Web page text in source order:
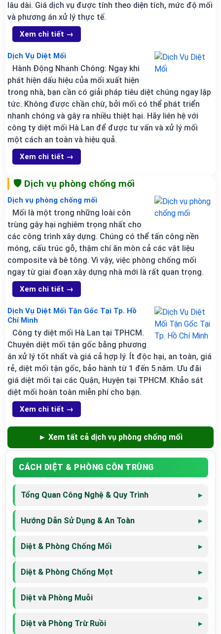
lâu dài. Giá dịch vụ được tính theo diện tích, mức độ mối
và phương án xử lý thực tế.
Xem chi tiết →
Dịch Vụ Diệt Mối
Hành Động Nhanh Chóng: Ngay khi
phát hiện dấu hiệu của mối xuất hiện
trong nhà, bạn cần có giải pháp tiêu diệt chúng ngay lập
tức. Không được chần chừ, bởi mối có thể phát triển
nhanh chóng và gây ra nhiều thiệt hại. Hãy liên hệ với
công ty diệt mối Hà Lan để được tư vấn và xử lý mối
một cách an toàn và hiệu quả.
Xem chi tiết →
🛡️ Dịch vụ phòng chống mối
Dịch vụ phòng chống mối
Mối là một trong những loài côn
trùng gây hại nghiêm trọng nhất cho
các công trình xây dựng. Chúng có thể tấn công nền
móng, cấu trúc gỗ, thậm chí ăn mòn cả các vật liệu
composite và bê tông. Vì vậy, việc phòng chống mối
ngay từ giai đoạn xây dựng nhà mới là rất quan trọng.
Xem chi tiết →
Dịch Vụ Diệt Mối Tận Gốc Tại Tp. Hồ
Chí Minh
Công ty diệt mối Hà Lan tại TPHCM.
Chuyên diệt mối tận gốc bằng phương
án xử lý tốt nhất và giá cả hợp lý. Ít độc hại, an toàn, giá
rẻ, diệt mối tận gốc, bảo hành từ 1 đến 5 năm. Ưu đãi
giá diệt mối tại các Quận, Huyện tại TPHCM. Khảo sát
diệt mối hoàn toàn miễn phí cho bạn.
Xem chi tiết →
► Xem tất cả dịch vụ phòng chống mối
CÁCH DIỆT & PHÒNG CÔN TRÙNG
Tổng Quan Công Nghệ & Quy Trình
Hướng Dẫn Sử Dụng & An Toàn
Diệt & Phòng Chống Mối
Diệt & Phòng Chống Mọt
Diệt và Phòng Muỗi
Diệt và Phòng Trừ Ruồi